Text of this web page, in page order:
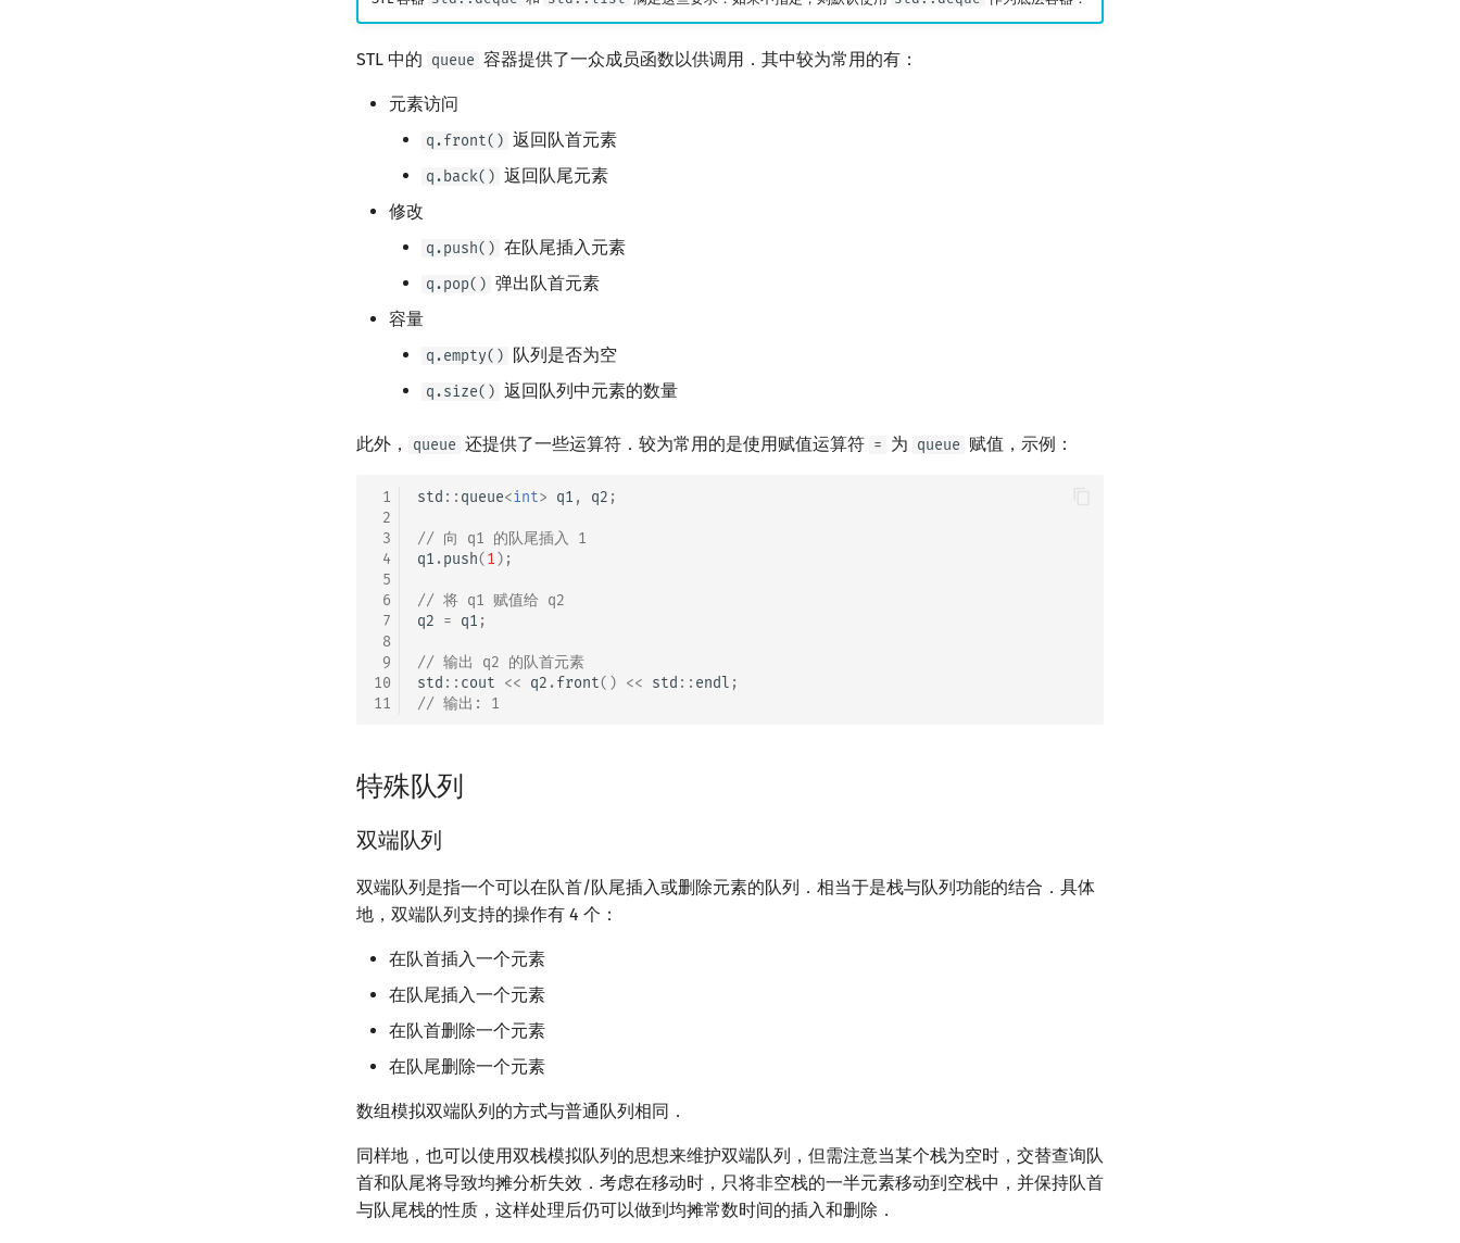
STL 中的 queue 容器提供了一众成员函数以供调用．其中较为常用的有：
元素访问
q.front() 返回队首元素
q.back() 返回队尾元素
修改
q.push() 在队尾插入元素
q.pop() 弹出队首元素
容量
q.empty() 队列是否为空
q.size() 返回队列中元素的数量
此外， queue 还提供了一些运算符．较为常用的是使用赋值运算符 = 为 queue 赋值，示例：
1
2
3
4
5
6
7
8
9
10
11
std :: queue<int> q1 , q2 ;
// 向 q1 的队尾插入 1
q1 .push(1);
// 将 q1 赋值给 q2
q2 = q1 ;
// 输出 q2 的队首元素
std :: cout << q2 .front() << std :: endl ;
// 输出: 1
特殊队列
双端队列
双端队列是指一个可以在队首/队尾插入或删除元素的队列．相当于是栈与队列功能的结合．具体
地，双端队列支持的操作有 4 个：
在队首插入一个元素
在队尾插入一个元素
在队首删除一个元素
在队尾删除一个元素
数组模拟双端队列的方式与普通队列相同．
同样地，也可以使用双栈模拟队列的思想来维护双端队列，但需注意当某个栈为空时，交替查询队
首和队尾将导致均摊分析失效．考虑在移动时，只将非空栈的一半元素移动到空栈中，并保持队首
与队尾栈的性质，这样处理后仍可以做到均摊常数时间的插入和删除．